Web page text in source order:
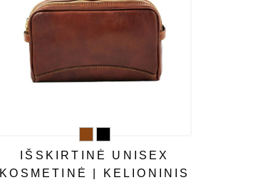
IŠSKIRTINĖ UNISEX
KOSMETINĖ | KELIONINIS